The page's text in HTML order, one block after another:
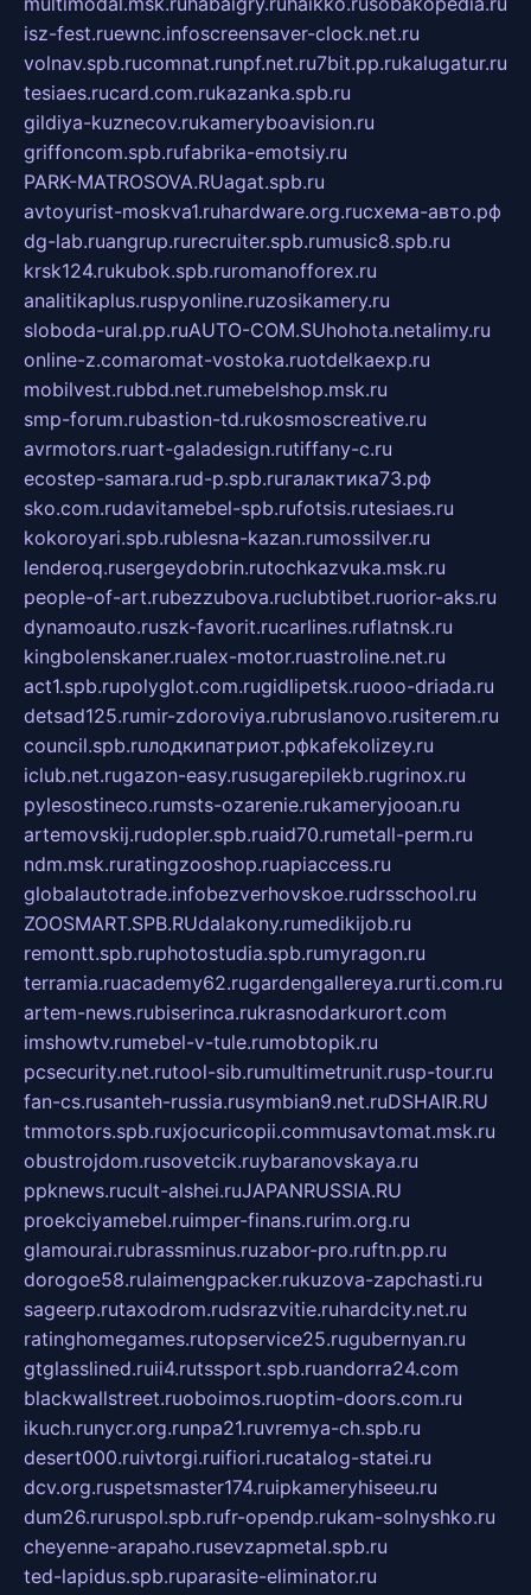
isz-fest.ruewnc.infoscreensaver-clock.net.ru
volnav.spb.rucomnat.runpf.net.ru7bit.pp.rukalugatur.ru
tesiaes.rucard.com.rukazanka.spb.ru
gildiya-kuznecov.rukameryboavision.ru
griffoncom.spb.rufabrika-emotsiy.ru
PARK-MATROSOVA.RUagat.spb.ru
avtoyurist-moskva1.ruhardware.org.ruсхема-авто.рф
dg-lab.ruangrup.rurecruiter.spb.rumusic8.spb.ru
krsk124.rukubok.spb.ruromanofforex.ru
analitikaplus.ruspyonline.ruzosikamery.ru
sloboda-ural.pp.ruAUTO-COM.SUhohota.netalimy.ru
online-z.comaromat-vostoka.ruotdelkaexp.ru
mobilvest.rubbd.net.rumebelshop.msk.ru
smp-forum.rubastion-td.rukosmoscreative.ru
avrmotors.ruart-galadesign.rutiffany-c.ru
ecostep-samara.rud-p.spb.ruгалактика73.рф
sko.com.rudavitamebel-spb.rufotsis.rutesiaes.ru
kokoroyari.spb.rublesna-kazan.rumossilver.ru
lenderoq.rusergeydobrin.rutochkazvuka.msk.ru
people-of-art.rubezzubova.ruclubtibet.ruorior-aks.ru
dynamoauto.ruszk-favorit.rucarlines.ruflatnsk.ru
kingbolenskaner.rualex-motor.ruastroline.net.ru
act1.spb.rupolyglot.com.rugidlipetsk.ruooo-driada.ru
detsad125.rumir-zdoroviya.rubruslanovo.rusiterem.ru
council.spb.ruлодкипатриот.рфkafekolizey.ru
iclub.net.rugazon-easy.rusugarepilekb.rugrinox.ru
pylesostineco.rumsts-ozarenie.rukameryjooan.ru
artemovskij.rudopler.spb.ruaid70.rumetall-perm.ru
ndm.msk.ruratingzooshop.ruapiaccess.ru
globalautotrade.infobezverhovskoe.rudrsschool.ru
ZOOSMART.SPB.RUdalakony.rumedikijob.ru
remontt.spb.ruphotostudia.spb.rumyragon.ru
terramia.ruacademy62.rugardengallereya.rurti.com.ru
artem-news.rubiserinca.rukrasnodarkurort.com
imshowtv.rumebel-v-tule.rumobtopik.ru
pcsecurity.net.rutool-sib.rumultimetrunit.rusp-tour.ru
fan-cs.rusanteh-russia.rusymbian9.net.ruDSHAIR.RU
tmmotors.spb.ruxjocuricopii.commusavtomat.msk.ru
obustrojdom.rusovetcik.ruybaranovskaya.ru
ppknews.rucult-alshei.ruJAPANRUSSIA.RU
proekciyamebel.ruimper-finans.rurim.org.ru
glamourai.rubrassminus.ruzabor-pro.ruftn.pp.ru
dorogoe58.rulaimengpacker.rukuzova-zapchasti.ru
sageerp.rutaxodrom.rudsrazvitie.ruhardcity.net.ru
ratinghomegames.rutopservice25.rugubernyan.ru
gtglasslined.ruii4.rutssport.spb.ruandorra24.com
blackwallstreet.ruoboimos.ruoptim-doors.com.ru
ikuch.runycr.org.runpa21.ruvremya-ch.spb.ru
desert000.ruivtorgi.ruifiori.rucatalog-statei.ru
dcv.org.ruspetsmaster174.ruipkameryhiseeu.ru
dum26.ruruspol.spb.rufr-opendp.rukam-solnyshko.ru
cheyenne-arapaho.rusevzapmetal.spb.ru
ted-lapidus.spb.ruparasite-eliminator.ru